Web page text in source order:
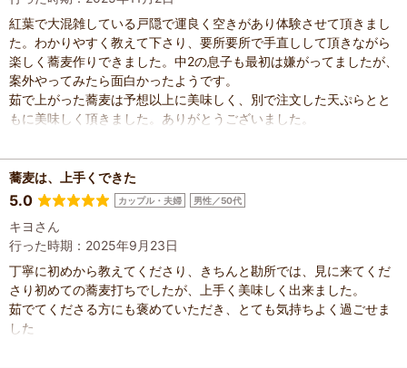
紅葉で大混雑している戸隠で運良く空きがあり体験させて頂きまし
た。わかりやすく教えて下さり、要所要所で手直しして頂きながら
楽しく蕎麦作りできました。中2の息子も最初は嫌がってましたが、
案外やってみたら面白かったようです。
茹で上がった蕎麦は予想以上に美味しく、別で注文した天ぷらとと
もに美味しく頂きました。ありがとうございました。
蕎麦は、上手くできた
5.0 カップル・夫婦 男性／50代
キヨさん
行った時期：2025年9月23日
丁寧に初めから教えてくださり、きちんと勘所では、見に来てくだ
さり初めての蕎麦打ちでしたが、上手く美味しく出来ました。
茹でてくださる方にも褒めていただき、とても気持ちよく過ごせま
した